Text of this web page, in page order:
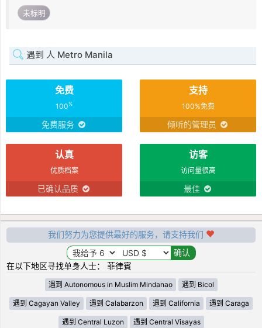
未标明
遇到 人 Metro Manila
免费
100%
免费服务
支持
100%免费
倾听的管理员
认真
优质档案
已确认品质
访客
访问量很高
最佳
我们努力为您提供最好的服务，请支持我们
在以下地区寻找单身人士： 菲律賓
遇到 Autonomous in Muslim Mindanao 遇到 Bicol
遇到 Cagayan Valley 遇到 Calabarzon 遇到 California 遇到 Caraga
遇到 Central Luzon 遇到 Central Visayas